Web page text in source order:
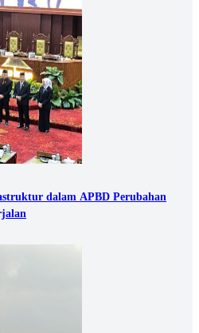
dalam APBD Perubahan